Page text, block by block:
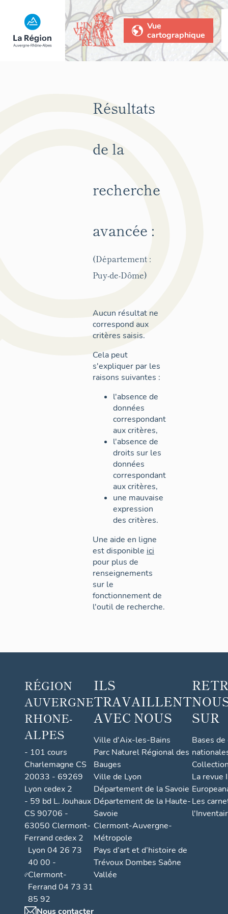
Vue
cartographique
Résultats
de la
recherche
avancée :
(Département :
Puy-de-Dôme)
Aucun résultat ne
correspond aux
critères saisis.
Cela peut
s'expliquer par les
raisons suivantes :
l'absence de
données
correspondant
aux critères,
l'absence de
droits sur les
données
correspondant
aux critères,
une mauvaise
expression
des critères.
Une aide en ligne
est disponible ici
pour plus de
renseignements
sur le
fonctionnement de
l'outil de recherche.
RÉGION
AUVERGNE
RHONE-
ALPES
- 101 cours
Charlemagne CS
20033 - 69269
Lyon cedex 2
- 59 bd L. Jouhaux
CS 90706 -
63050 Clermont-
Ferrand cedex 2
Lyon 04 26 73
40 00 -
Clermont-
Ferrand 04 73 31
85 92
Nous contacter
ILS
TRAVAILLENT
AVEC NOUS
Ville d'Aix-les-Bains
Parc Naturel Régional des
Bauges
Ville de Lyon
Département de la Savoie
Département de la Haute-
Savoie
Clermont-Auvergne-
Métropole
Pays d’art et d’histoire de
Trévoux Dombes Saône
Vallée
SUR
Bases
La revue
Les